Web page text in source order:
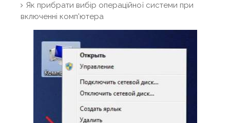
Як прибрати вибір операційної системи при
включенні комп'ютера